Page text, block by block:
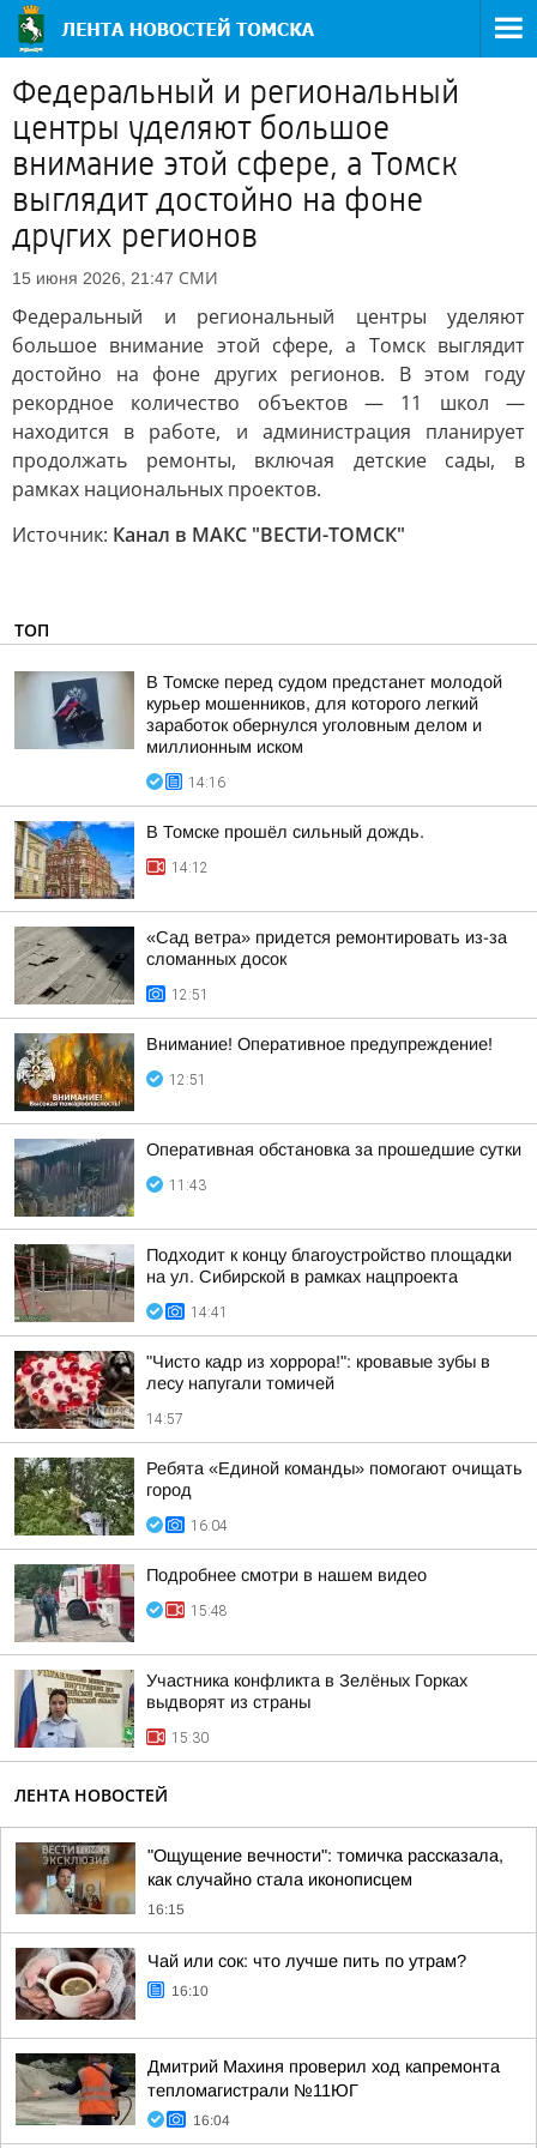
Федеральный и региональный
центры уделяют большое
внимание этой сфере, а Томск
выглядит достойно на фоне
других регионов
15 июня 2026, 21:47 СМИ
Федеральный и региональный центры уделяют
большое внимание этой сфере, а Томск выглядит
достойно на фоне других регионов. В этом году
рекордное количество объектов — 11 школ —
находится в работе, и администрация планирует
продолжать ремонты, включая детские сады, в
рамках национальных проектов.
Источник: Канал в МАКС "ВЕСТИ-ТОМСК"
ТОП
В Томске перед судом предстанет молодой
курьер мошенников, для которого легкий
заработок обернулся уголовным делом и
миллионным иском
14:16
В Томске прошёл сильный дождь.
14:12
«Сад ветра» придется ремонтировать из-за
сломанных досок
12:51
Внимание! Оперативное предупреждение!
12:51
Оперативная обстановка за прошедшие сутки
11:43
Подходит к концу благоустройство площадки
на ул. Сибирской в рамках нацпроекта
14:41
"Чисто кадр из хоррора!": кровавые зубы в
лесу напугали томичей
14:57
Ребята «Единой команды» помогают очищать
город
16:04
Подробнее смотри в нашем видео
15:48
Участника конфликта в Зелёных Горках
выдворят из страны
15:30
ЛЕНТА НОВОСТЕЙ
"Ощущение вечности": томичка рассказала,
как случайно стала иконописцем
16:15
Чай или сок: что лучше пить по утрам?
16:10
Дмитрий Махиня проверил ход капремонта
тепломагистрали №11ЮГ
16:04